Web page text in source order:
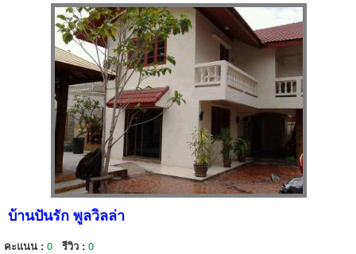
บ้านปันรัก พูลวิลล่า
คะแนน : 0 รีวิว : 0